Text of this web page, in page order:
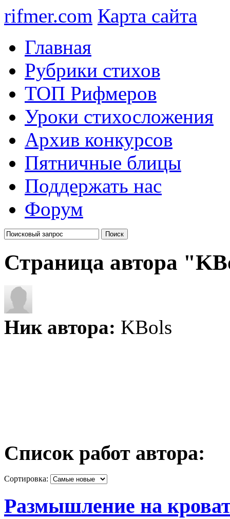
rifmer.com Карта сайта
Главная
Рубрики стихов
ТОП Рифмеров
Уроки стихосложения
Архив конкурсов
Пятничные блицы
Поддержать нас
Форум
Страница автора
Ник автора: KBols
Список работ автора:
Сортировка:
Размышление на